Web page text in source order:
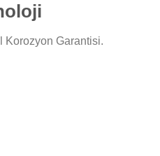
Korozyon Garantisi.